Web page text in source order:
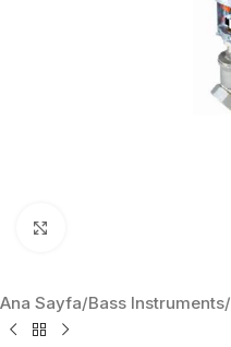
Ana Sayfa/Bass Instruments/